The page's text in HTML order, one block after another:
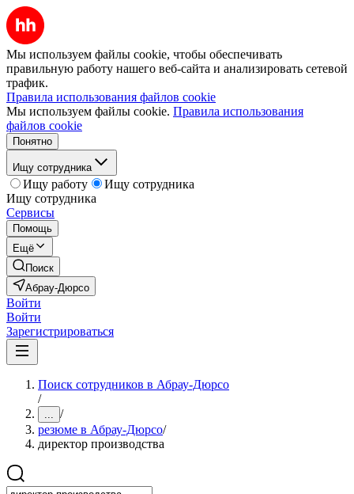
Мы используем файлы cookie, чтобы обеспечивать
правильную работу нашего веб-сайта и анализировать сетевой
трафик.
Правила использования файлов cookie
Мы используем файлы cookie. Правила использования
файлов cookie
Понятно
Ищу сотрудника
Ищу работу
Ищу сотрудника
Ищу сотрудника
Сервисы
Помощь
Ещё
Поиск
Абрау-Дюрсо
Войти
Войти
Зарегистрироваться
Поиск сотрудников в Абрау-Дюрсо
/
... /
резюме в Абрау-Дюрсо/
директор производства